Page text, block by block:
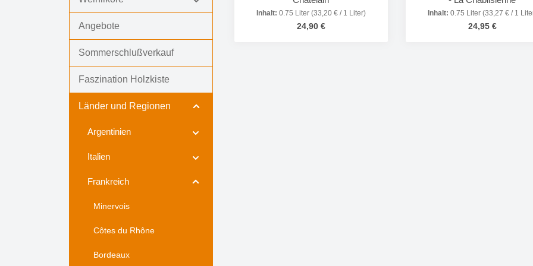
Angebote
Sommerschlußverkauf
Faszination Holzkiste
Länder und Regionen
Argentinien
Italien
Frankreich
Minervois
Côtes du Rhône
Bordeaux
Inhalt: 0.75 Liter (33,20 € / 1 Liter)
Regulärer Preis:
24,90 €
Inhalt: 0.75 Liter (33,27 € / 1
Regulärer Preis:
24,95 €